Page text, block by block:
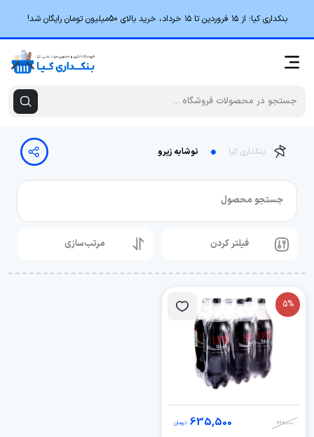
بنکداری کیا؛ از ۱۵ فروردین تا ۱۵ خرداد، خرید بالای 50میلیون تومان رایگان شد!
بنکداری کیا نوشابه زیرو
جستجو محصول
فیلتر کردن مرتب‌سازی
5%
666,000
635,500 تومان